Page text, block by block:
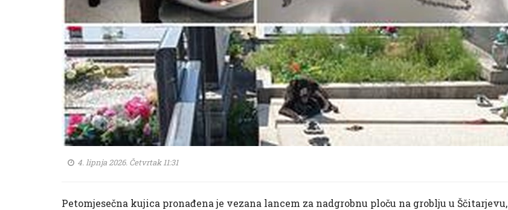
4. lipnja 2026. Četvrtak 11:31
Petomjesečna kujica pronađena je vezana lancem za nadgrobnu ploču na groblju u Ščitarjevu,